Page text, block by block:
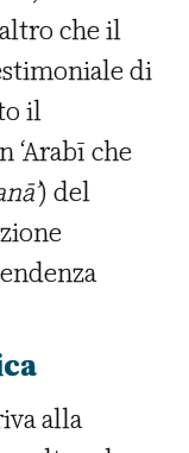
che il
di
il
‘Arabī che
) del
alla